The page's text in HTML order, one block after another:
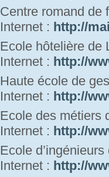
Centre romand de
Internet : http://
Ecole hôtelière de
Internet : http://
Haute école de
Internet : http://
Ecole des métiers
Internet : http://
Ecole
Internet : http://